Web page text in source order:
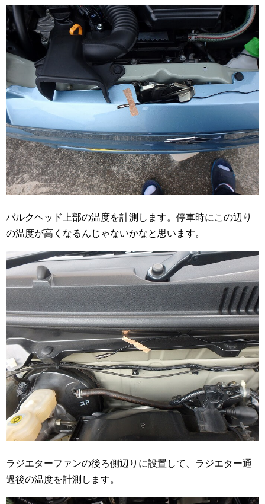
バルクヘッド上部の温度を計測します。停車時にこの辺り
の温度が高くなるんじゃないかなと思います。
ラジエターファンの後ろ側辺りに設置して、ラジエター通
過後の温度を計測します。